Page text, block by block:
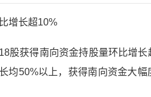
增长超10%
股获得南向资金持股量环比增
均50%以上，获得南向资金大幅